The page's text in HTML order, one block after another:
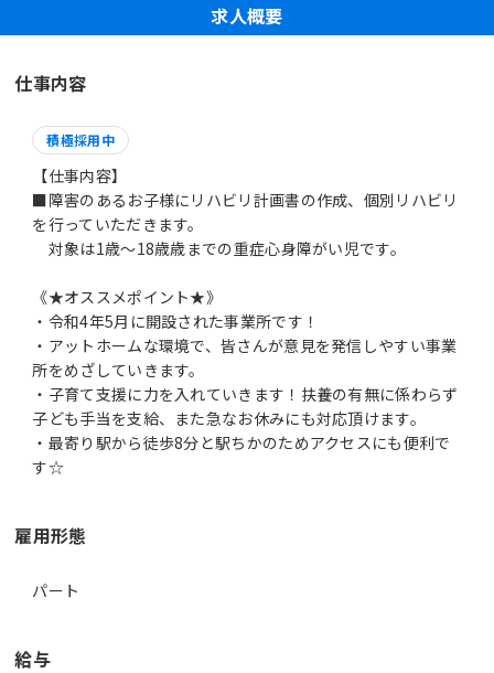
求人概要
仕事内容
積極採用中
【仕事内容】
■障害のあるお子様にリハビリ計画書の作成、個別リハビリ
を行っていただきます。
対象は1歳～18歳歳までの重症心身障がい児です。
《★オススメポイント★》
・令和4年5月に開設された事業所です！
・アットホームな環境で、皆さんが意見を発信しやすい事業
所をめざしていきます。
・子育て支援に力を入れていきます！扶養の有無に係わらず
子ども手当を支給、また急なお休みにも対応頂けます。
・最寄り駅から徒歩8分と駅ちかのためアクセスにも便利で
す☆
雇用形態
パート
給与